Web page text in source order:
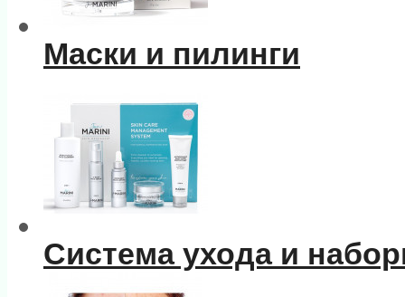
Маски и пилинги
Система ухода и